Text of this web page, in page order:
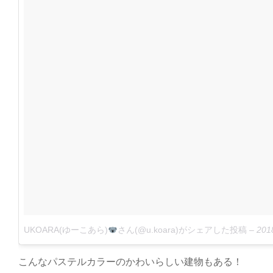
UKOARA(ゆーこあら) さん(@u.koara)がシェアした投稿 – 2018年
こんなパステルカラーのかわいらしい建物もある！